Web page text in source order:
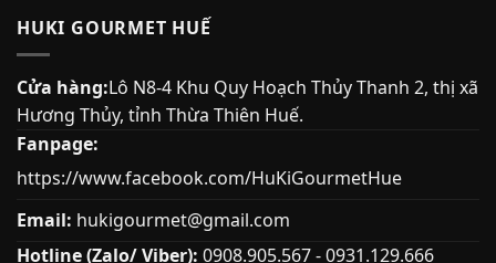
HUKI GOURMET HUẾ
Cửa hàng:Lô N8-4 Khu Quy Hoạch Thủy Thanh 2, thị xã
Hương Thủy, tỉnh Thừa Thiên Huế.
Fanpage:
https://www.facebook.com/HuKiGourmetHue
Email: hukigourmet@gmail.com
Hotline (Zalo/ Viber): 0908.905.567 - 0931.129.666